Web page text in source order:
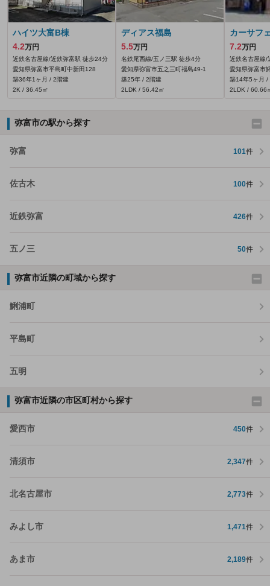
ハイツ大富B棟
4.2万円
近鉄名古屋線/近鉄弥富駅 徒歩24分
愛知県弥富市平島町中新田128
築36年1ヶ月 / 2階建
2K / 36.45㎡
ディアス福島
5.5万円
名鉄尾西線/五ノ三駅 徒歩4分
愛知県弥富市五之三町福島49‐1
築25年 / 2階建
2LDK / 56.42㎡
カーサフ
7.2万円
近鉄名古屋線/
愛知県弥富市
築14年5ヶ月 /
2LDK / 60.66
弥富市の駅から探す
弥富 101件
佐古木 100件
近鉄弥富 426件
五ノ三 50件
弥富市近隣の町域から探す
鯏浦町
平島町
五明
弥富市近隣の市区町村から探す
愛西市 450件
清須市 2,347件
北名古屋市 2,773件
みよし市 1,471件
あま市 2,189件